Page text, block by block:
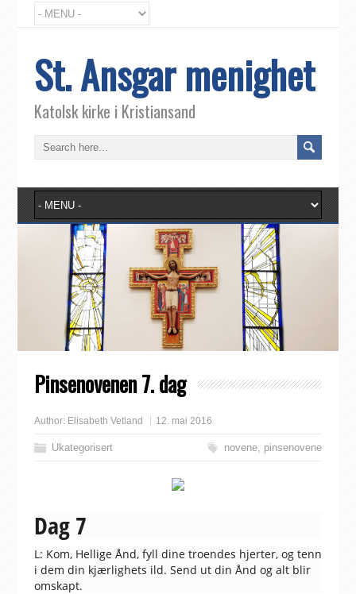
St. Ansgar menighet
Katolsk kirke i Kristiansand
Pinsenovenen 7. dag
Author: Elisabeth Vetland 12. mai 2016
Ukategorisert novene pinsenovene
Dag 7
L: Kom, Hellige Ånd, fyll dine troendes hjerter, og tenn
i dem din kjærlighets ild. Send ut din Ånd og alt blir
omskapt.